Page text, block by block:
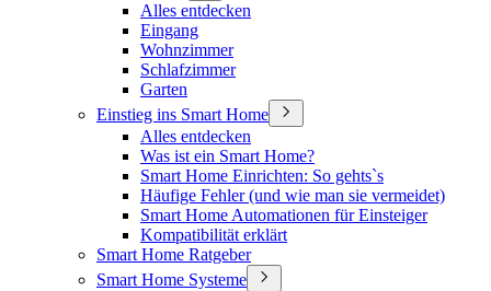
Alles entdecken
Eingang
Wohnzimmer
Schlafzimmer
Garten
Einstieg ins Smart Home
Alles entdecken
Was ist ein Smart Home?
Smart Home Einrichten: So gehts`s
Häufige Fehler (und wie man sie vermeidet)
Smart Home Automationen für Einsteiger
Kompatibilität erklärt
Smart Home Ratgeber
Smart Home Systeme